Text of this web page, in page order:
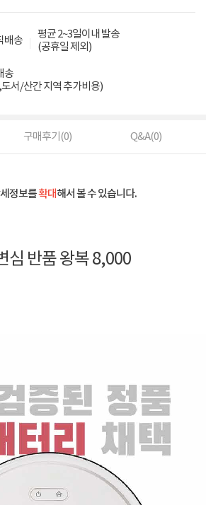
배송
평균 2~3일이내 발송
(공휴일 제외)
송
서/산간 지역 추가비용)
구매후기(0) Q&A(0)
정보를확대해서 볼 수 있습니다.
심 반품 왕복 8,000